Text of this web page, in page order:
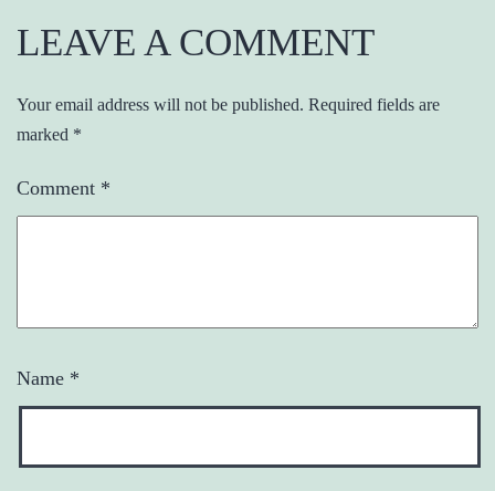
LEAVE A COMMENT
Your email address will not be published. Required fields are
marked *
Comment *
Name *